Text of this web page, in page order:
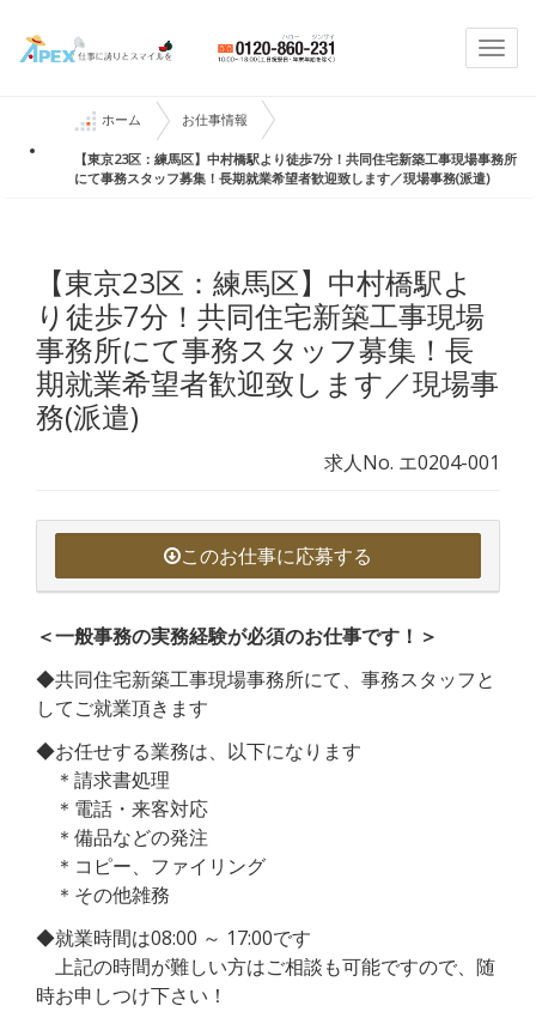
ホーム お仕事情報
【東京23区：練馬区】中村橋駅より徒歩7分！共同住宅新築工事現場事務所
にて事務スタッフ募集！長期就業希望者歓迎致します／現場事務(派遣)
【東京23区：練馬区】中村橋駅よ
り徒歩7分！共同住宅新築工事現場
事務所にて事務スタッフ募集！長
期就業希望者歓迎致します／現場事
務(派遣)
求人No. エ0204-001
このお仕事に応募する
＜一般事務の実務経験が必須のお仕事です！＞
◆共同住宅新築工事現場事務所にて、事務スタッフと
してご就業頂きます
◆お任せする業務は、以下になります
＊請求書処理
＊電話・来客対応
＊備品などの発注
＊コピー、ファイリング
＊その他雑務
◆就業時間は08:00 ～ 17:00です
上記の時間が難しい方はご相談も可能ですので、随
時お申しつけ下さい！